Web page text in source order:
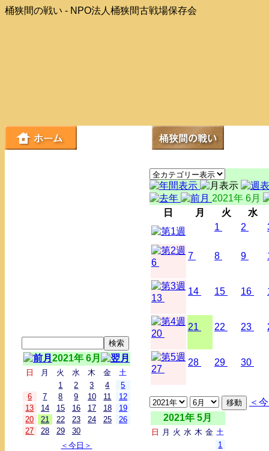
桶狭間の戦い - NPO法人桶狭間古戦場保存会
2021年 6月
日 月 火 水 木 金
土
1
2 3 4
5
6
7 8 9 10 11
12
13
14 15 16 17 18
19
20
21 22 23 24 25
26
27
28 29
30
＜今日＞
2021年 6月
日
月 火
水
1
2
6
7 8 9
13
14 15 16
20
21 22 23
27
28 29 30
＜
2021年 5月
日 月 火 水 木 金 土
1